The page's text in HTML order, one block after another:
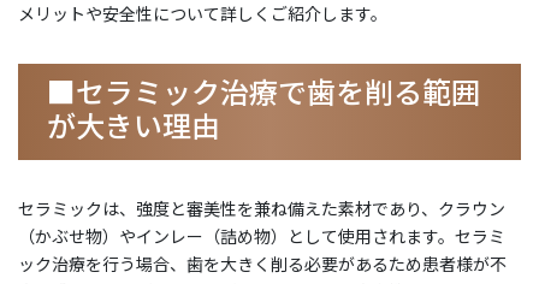
メリットや安全性について詳しくご紹介します。
■セラミック治療で歯を削る範囲
が大きい理由
セラミックは、強度と審美性を兼ね備えた素材であり、クラウン
（かぶせ物）やインレー（詰め物）として使用されます。セラミ
ック治療を行う場合、歯を大きく削る必要があるため患者様が不